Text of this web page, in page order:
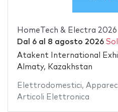
HomeTech & Electra 2026
Dal 6al 8 agosto 2026
Atakent International
Almaty, Kazakhstan
Elettrodomestici,
Articoli Elettronica